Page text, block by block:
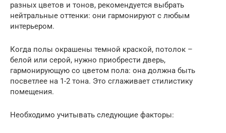
разных цветов и тонов, рекомендуется выбрать
нейтральные оттенки: они гармонируют с любым
интерьером.
Когда полы окрашены темной краской, потолок –
белой или серой, нужно приобрести дверь,
гармонирующую со цветом пола: она должна быть
посветлее на 1-2 тона. Это сглаживает стилистику
помещения.
Необходимо учитывать следующие факторы: